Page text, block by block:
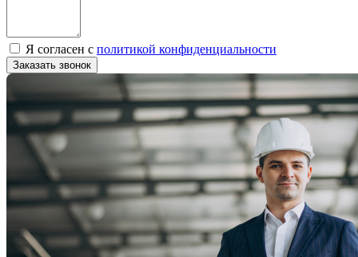
Я согласен с политикой конфиденциальности
Заказать звонок